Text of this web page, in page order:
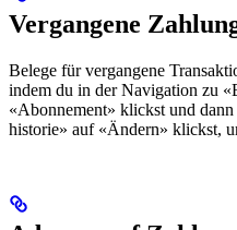
Vergangene
Belege für vergangene
indem du in der Navigation zu
«Abonnement» klickst und
historie» auf «Ändern» klickst,